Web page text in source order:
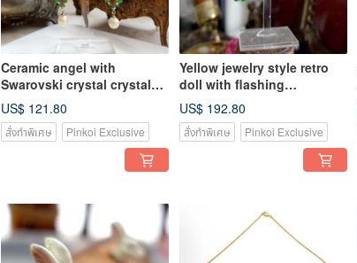
Ceramic angel with
Swarovski crystal crystal
gemstone Gemstone
handmade cross heart-
shaped charm can be
US$ 121.80
สั่งทำพิเศษ Pinkoi Exclusive
Yellow jewelry style retro
doll with flashing
Gemstone earrings and
Clip-On can be customized
with other colors of
US$ 192.80
สั่งทำพิเศษ Pinkoi Exclusive